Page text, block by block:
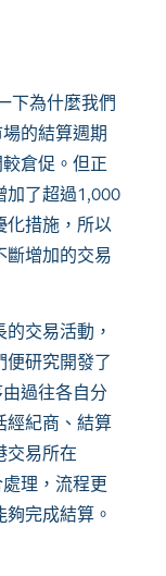
下為什麼我們
的結算週期
倉促。但正
加了超過1,000
化措施，所以
斷增加的交易
交易活動，
便研究開發了
過往各自分
經紀商、結算
交易所在
理，流程更
完成結算。